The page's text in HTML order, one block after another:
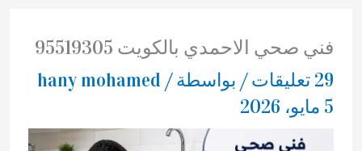
فني صحي الاحمدي بالكويت 95519305
29 تعليقات / بواسطة hany mohamed /
5 مايو، 2026